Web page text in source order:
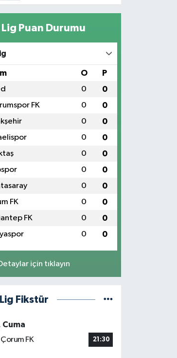
15 yaralı
Puan Durumu
O P
0 0
FK 0 0
0 0
0 0
0 0
0 0
0 0
FK 0 0
FK 0 0
0 0
için tıklayın
Fikstür
Cuma
FK
21:30